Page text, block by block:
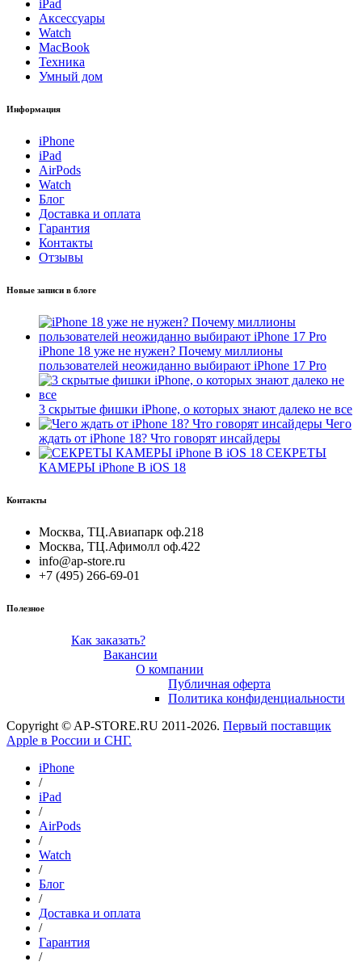
iPad
Аксессуары
Watch
MacBook
Техника
Умный дом
Информация
iPhone
iPad
AirPods
Watch
Блог
Доставка и оплата
Гарантия
Контакты
Отзывы
Новые записи в блоге
iPhone 18 уже не нужен? Почему миллионы
пользователей неожиданно выбирают iPhone 17 Pro
3 скрытые фишки iPhone, о которых знают далеко не все
Чего
ждать от iPhone 18? Что говорят инсайдеры
СЕКРЕТЫ
КАМЕРЫ iPhone В iOS 18
Контакты
Москва, ТЦ.Авиапарк оф.218
Москва, ТЦ.Афимолл оф.422
info@ap-store.ru
+7 (495) 266-69-01
Полезное
Как заказать?
Вакансии
О компании
Публичная оферта
Политика конфиденциальности
Copyright © AP-STORE.RU 2011-2026. Первый поставщик
Apple в России и СНГ.
iPhone
/
iPad
/
AirPods
/
Watch
/
Блог
/
Доставка и оплата
/
Гарантия
/